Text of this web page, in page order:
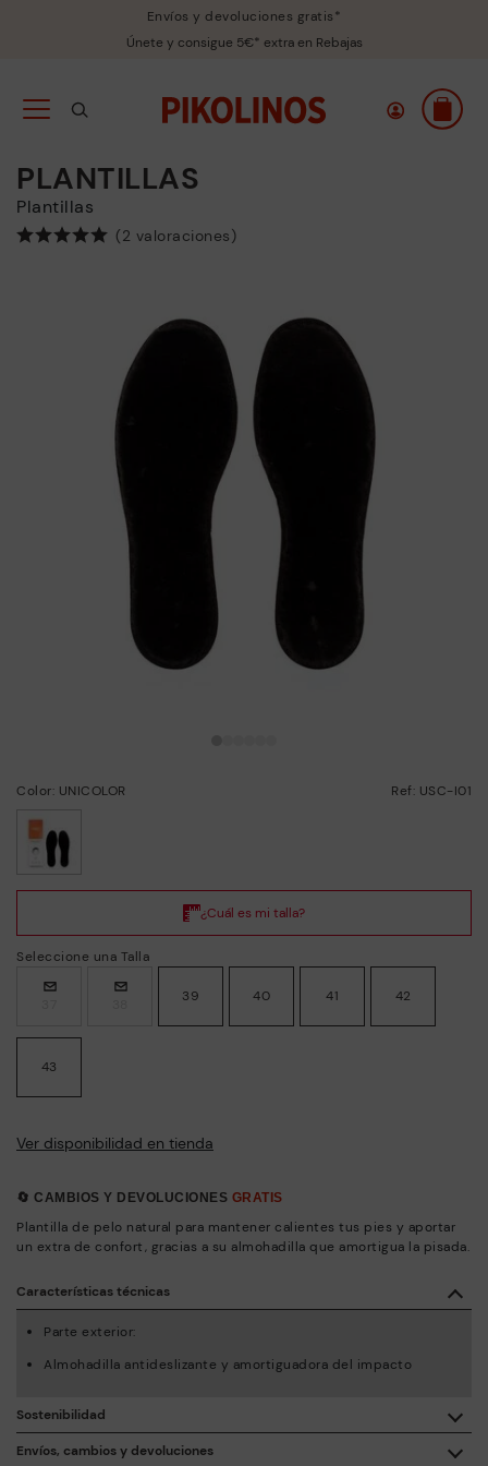
Envíos y devoluciones gratis*
Únete y consigue 5€* extra en Rebajas
PLANTILLAS
Plantillas
(2 valoraciones)
Color: UNICOLOR Ref: USC-I01
Seleccione una Talla
39 40 41 42
43
Ver disponibilidad en tienda
🔄 CAMBIOS Y DEVOLUCIONES GRATIS
Plantilla de pelo natural para mantener calientes tus pies y aportar
un extra de confort, gracias a su almohadilla que amortigua la pisada.
Características técnicas
Parte exterior:
Almohadilla antideslizante y amortiguadora del impacto
Envíos, cambios y devoluciones
Sostenibilidad
Con la compra de este producto, estás apoyando la
fabricación responsable de la piel a través de Leather